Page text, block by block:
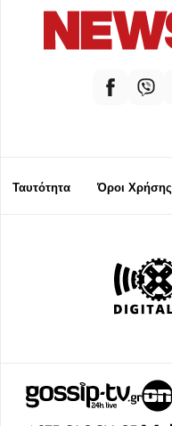
Ταυτότητα Όροι Χρήσης